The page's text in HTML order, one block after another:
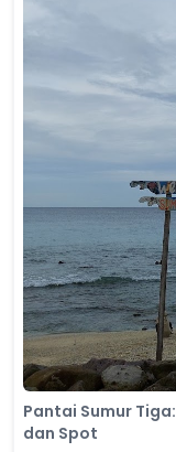
Pantai Sumur
dan Spot